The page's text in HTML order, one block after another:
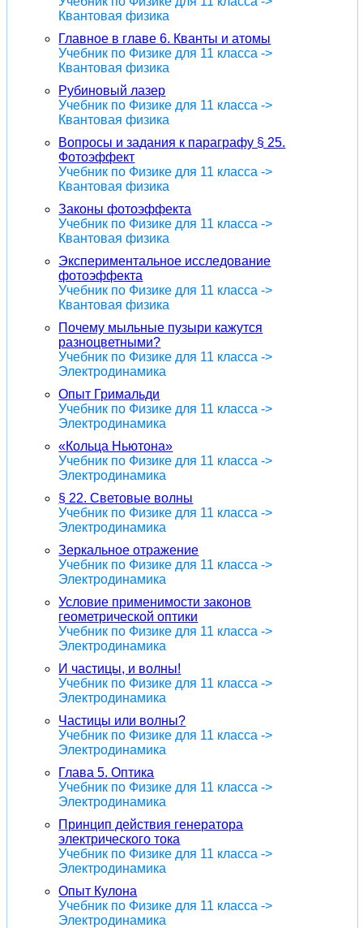
Квантовая физика
Главное в главе 6. Кванты и атомы
Учебник по Физике для 11 класса ->
Квантовая физика
Рубиновый лазер
Учебник по Физике для 11 класса ->
Квантовая физика
Вопросы и задания к параграфу § 25.
Фотоэффект
Учебник по Физике для 11 класса ->
Квантовая физика
Законы фотоэффекта
Учебник по Физике для 11 класса ->
Квантовая физика
Экспериментальное исследование
фотоэффекта
Учебник по Физике для 11 класса ->
Квантовая физика
Почему мыльные пузыри кажутся
разноцветными?
Учебник по Физике для 11 класса ->
Электродинамика
Опыт Гримальди
Учебник по Физике для 11 класса ->
Электродинамика
«Кольца Ньютона»
Учебник по Физике для 11 класса ->
Электродинамика
§ 22. Световые волны
Учебник по Физике для 11 класса ->
Электродинамика
Зеркальное отражение
Учебник по Физике для 11 класса ->
Электродинамика
Условие применимости законов
геометрической оптики
Учебник по Физике для 11 класса ->
Электродинамика
И частицы, и волны!
Учебник по Физике для 11 класса ->
Электродинамика
Частицы или волны?
Учебник по Физике для 11 класса ->
Электродинамика
Глава 5. Оптика
Учебник по Физике для 11 класса ->
Электродинамика
Принцип действия генератора
электрического тока
Учебник по Физике для 11 класса ->
Электродинамика
Опыт Кулона
Учебник по Физике для 11 класса ->
Электродинамика